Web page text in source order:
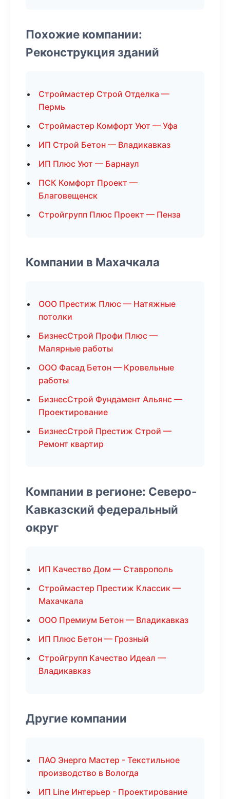
Похожие компании:
Реконструкция зданий
Строймастер Строй Отделка —
Пермь
Строймастер Комфорт Уют — Уфа
ИП Строй Бетон — Владикавказ
ИП Плюс Уют — Барнаул
ПСК Комфорт Проект —
Благовещенск
Стройгрупп Плюс Проект — Пенза
Компании в Махачкала
ООО Престиж Плюс — Натяжные
потолки
БизнесСтрой Профи Плюс —
Малярные работы
ООО Фасад Бетон — Кровельные
работы
БизнесСтрой Фундамент Альянс —
Проектирование
БизнесСтрой Престиж Строй —
Ремонт квартир
Компании в регионе: Северо-
Кавказский федеральный
округ
ИП Качество Дом — Ставрополь
Строймастер Престиж Классик —
Махачкала
ООО Премиум Бетон — Владикавказ
ИП Плюс Бетон — Грозный
Стройгрупп Качество Идеал —
Владикавказ
Другие компании
ПАО Энерго Мастер - Текстильное
производство в Вологда
ИП Line Интерьер - Проектирование